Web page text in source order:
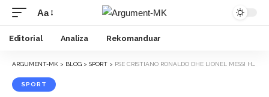
Font
Resizer
Aa
Editorial Analiza Rekomanduar
ARGUMENT-MK > BLOG > SPORT > PSE CRISTIANO RONALDO DHE LIONEL MESSI HUMBËN MILIONA NDJEKËS NË INSTAGRAM BRENDA NATËS?
SPORT